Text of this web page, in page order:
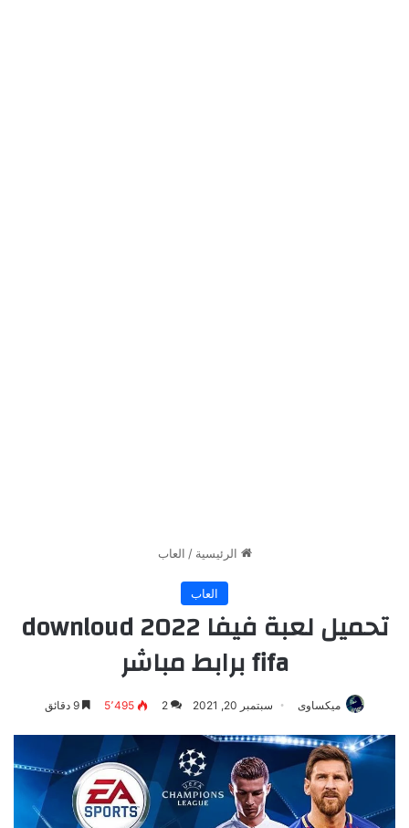
الرئيسية / العاب
العاب
تحميل لعبة فيفا 2022 downloud
fifa برابط مباشر
ميكساوى سبتمبر 20, 2021 2 5٬495